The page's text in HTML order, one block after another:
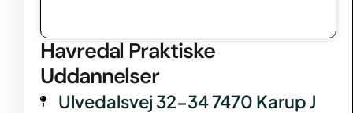
Havredal Praktiske
Uddannelser
Ulvedalsvej 32-34 7470 Karup J